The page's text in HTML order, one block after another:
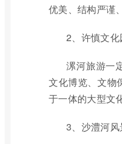
优美、结构严谨
2、许慎文化
漯河旅游一
文化博览、文物
于一体的大型文
3、沙澧河风